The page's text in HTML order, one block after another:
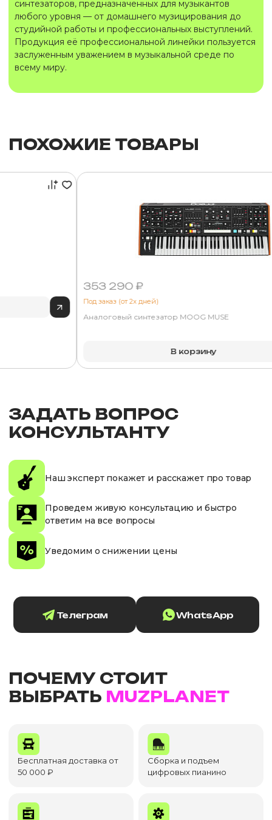
синтезаторов, предназначенных для музыкантов
любого уровня — от домашнего музицирования до
студийной работы и профессиональных выступлений.
Продукция её профессиональной линейки пользуется
заслуженным уважением в музыкальной среде по
всему миру.
ПОХОЖИЕ ТОВАРЫ
353 290 ₽
Под заказ (от 2х дней)
Аналоговый синтезатор MOOG MUSE
В корзину
ЗАДАТЬ ВОПРОС
КОНСУЛЬТАНТУ
Наш эксперт покажет и расскажет про товар
Проведем живую консультацию и быстро
ответим на все вопросы
Уведомим о снижении цены
Телеграм WhatsApp
ПОЧЕМУ СТОИТ
ВЫБРАТЬ MUZPLANET
Бесплатная доставка от
50 000 ₽
Сборка и подъем
цифровых пианино